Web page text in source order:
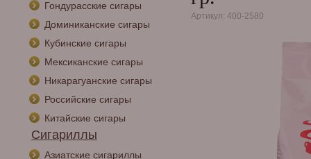
Гондурасские сигары
Доминиканские сигары
Кубинские сигары
Мексиканские сигары
Никарагуанские сигары
Российские сигары
Китайские сигары
Сигариллы
Азиатские сигариллы
Артикул: 400-2580